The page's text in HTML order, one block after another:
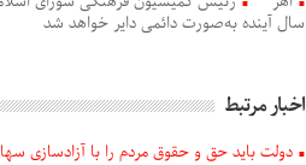
سال آینده به‌صورت دائمی دایر خواهد شد
اخبار مرتبط
دولت باید حق و حقوق مردم را با آزادسازی